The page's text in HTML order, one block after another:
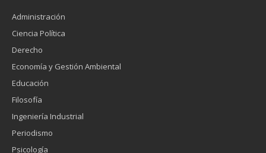
Administración
Ciencia Política
Derecho
Economía y Gestión Ambiental
Educación
Filosofía
Ingeniería Industrial
Periodismo
Psicología